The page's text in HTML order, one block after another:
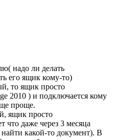
надо ли делать
его ящик кому-то)
то ящик просто
2010 ) и подключается кому
проще.
ящик просто
что даже через 3 месяца
какой-то документ). В